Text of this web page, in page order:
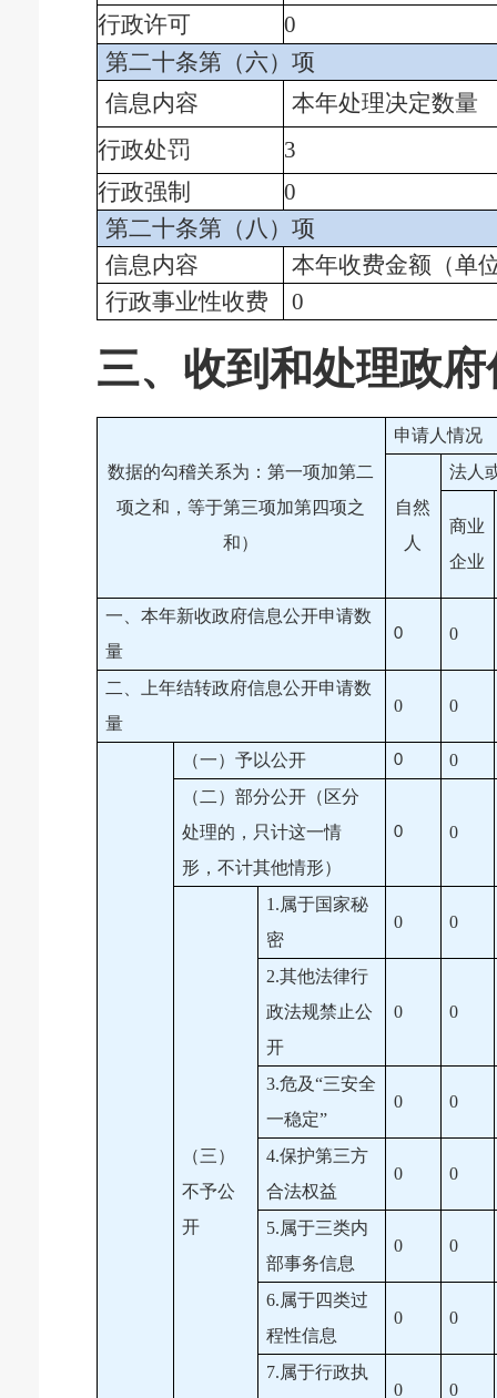
行政许可
0
第二十条第（六）项
信息内容
本年处理决定数量
行政处罚
3
行政强制
0
第二十条第（八）项
信息内容
本年收费金额（单
行政事业性收费
0
三、收到和处理政
数据的勾稽关系为：第一项加第二
项之和，等于第三项加第四项之
和）
申请人情况
自然
人
法人
商业
企业
一、本年新收政府信息公开申请数
量
0 0
二、上年结转政府信息公开申请数
量
0 0
（一）予以公开 0
0
（二）部分公开（区分
处理的，只计这一情
形，不计其他情形）
0 0
（三）
不予公
开
1.属于国家秘
密
0 0
2.其他法律行
政法规禁止公
开
0 0
3.危及“三安全
一稳定”
0 0
4.保护第三方
合法权益
0 0
5.属于三类内
部事务信息
0 0
6.属于四类过
程性信息
0 0
7.属于行政执
0
0